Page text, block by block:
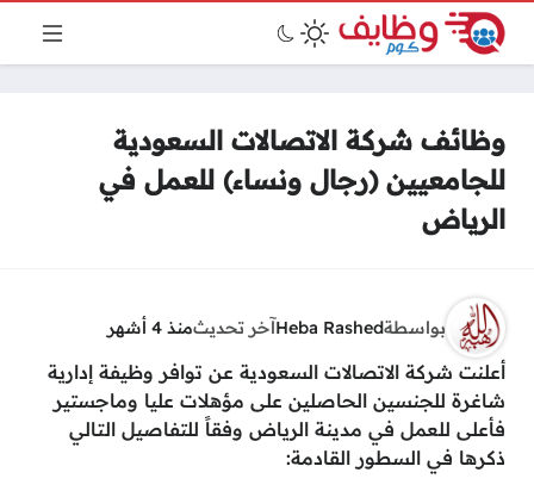
وظائف شركة الاتصالات السعودية
للجامعيين (رجال ونساء) للعمل في
الرياض
بواسطةHeba Rashedآخر تحديثمنذ 4 أشهر
أعلنت شركة الاتصالات السعودية عن توافر وظيفة إدارية
شاغرة للجنسين الحاصلين على مؤهلات عليا وماجستير
فأعلى للعمل في مدينة الرياض وفقاً للتفاصيل التالي
ذكرها في السطور القادمة: